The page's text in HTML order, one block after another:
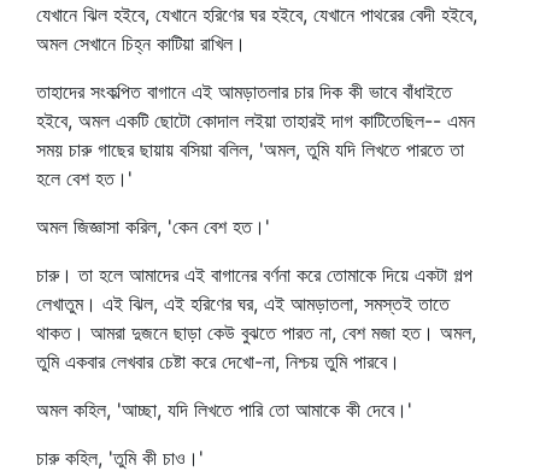
যেখানে ঝিল হইবে, যেখানে হরিণের ঘর হইবে, যেখানে পাথরের বেদী হইবে,
অমল সেখানে চিহ্ন কাটিয়া রাখিল।
তাহাদের সংকল্পিত বাগানে এই আমড়াতলার চার দিক কী ভাবে বাঁধাইতে
হইবে, অমল একটি ছোটো কোদাল লইয়া তাহারই দাগ কাটিতেছিল-- এমন
সময় চারু গাছের ছায়ায় বসিয়া বলিল, 'অমল, তুমি যদি লিখতে পারতে তা
হলে বেশ হত।'
অমল জিজ্ঞাসা করিল, 'কেন বেশ হত।'
চারু। তা হলে আমাদের এই বাগানের বর্ণনা করে তোমাকে দিয়ে একটা গল্প
লেখাতুম। এই ঝিল, এই হরিণের ঘর, এই আমড়াতলা, সমস্তই তাতে
থাকত। আমরা দুজনে ছাড়া কেউ বুঝতে পারত না, বেশ মজা হত। অমল,
তুমি একবার লেখবার চেষ্টা করে দেখো-না, নিশ্চয় তুমি পারবে।
অমল কহিল, 'আচ্ছা, যদি লিখতে পারি তো আমাকে কী দেবে।'
চারু কহিল, 'তুমি কী চাও।'